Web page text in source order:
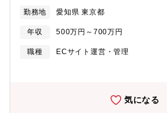
レル以外の市場に注力していくなかでそ
2030」では、「世界中の “あなた” の生
支え、社会の発展と地球の未来に貢献す
していくために、映像の企画、撮影、制
す。【プロジェクト一例】・スポーツで
影実績がございます。東京ドームにシス
を撮影しています。・エンタメでは川崎
で活用されています。【本ポジションの
その中でも「ReD」は、ユーザーからの
トアワード2025 トレンド健康グッズ部門
など、急成長を続けているブランドです
らに加速させるため、自社EC事業の店舗
をECの力で共に築き上げていきませんか
推進する施策設計・運用をお任せします
(1)CRM施策の設計・運用（メール／
勤務地 愛知県 東京都
年収 500万円～700万円
職種
ECサイト運営・管理
気になる